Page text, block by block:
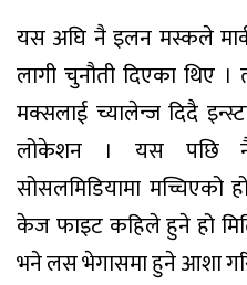
यस अघि नै इलन मस्कले
लागी चुनौती दिएका थिए
मक्सलाई च्यालेन्ज दिदै
लोकेशन । यस पछि
सोसलमिडियामा
केज फाइट कहिले हुने हो
भने लस भेगासमा हुने आशा